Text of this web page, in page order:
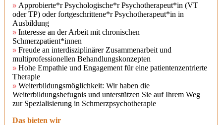
Approbierte*r Psychologische*r Psychotherapeut*in (VT
oder TP) oder fortgeschrittene*r Psychotherapeut*in in
Ausbildung
Interesse an der Arbeit mit chronischen
Schmerzpatient*innen
Freude an interdisziplinärer Zusammenarbeit und
multiprofessionellen Behandlungskonzepten
Hohe Empathie und Engagement für eine patientenzentrierte
Therapie
Weiterbildungsmöglichkeit: Wir haben die
Weiterbildungsbefugnis und unterstützen Sie auf Ihrem Weg
zur Spezialisierung in Schmerzpsychotherapie
Das bieten wir